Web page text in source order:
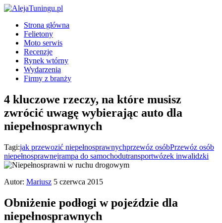
Strona główna
Felietony
Moto serwis
Recenzje
Rynek wtórny
Wydarzenia
Firmy z branży
4 kluczowe rzeczy, na które musisz
zwrócić uwagę wybierając auto dla
niepełnosprawnych
Tagi:jak przewozić niepełnosprawnychprzewóz osóbPrzewóz osób
niepełnosprawnejrampa do samochodutransportwózek inwalidzki
Autor: Mariusz 5 czerwca 2015
Obniżenie podłogi w pojeździe dla
niepełnosprawnych